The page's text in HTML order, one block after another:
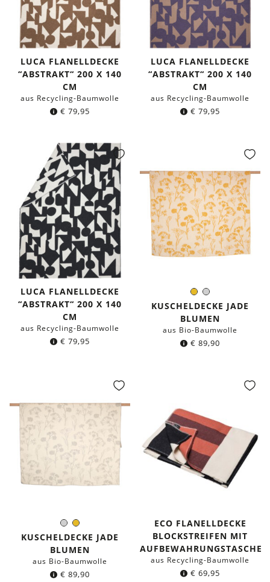
LUCA FLANELLDECKE
“ABSTRAKT“ 200 X 140
CM
aus Recycling-Baumwolle
€ 79,95
LUCA FLANELLDECKE
“ABSTRAKT“ 200 X 140
CM
aus Recycling-Baumwolle
€ 79,95
LUCA FLANELLDECKE
“ABSTRAKT“ 200 X 140
CM
aus Recycling-Baumwolle
€ 79,95
Senfgelb
Hellgrau
Farbe:
KUSCHELDECKE JADE
BLUMEN
aus Bio-Baumwolle
€ 89,90
Hellgrau
Senfgelb
Farbe:
KUSCHELDECKE JADE
BLUMEN
aus Bio-Baumwolle
€ 89,90
ECO FLANELLDECKE
BLOCKSTREIFEN MIT
AUFBEWAHRUNGSTASCHE
aus Recycling-Baumwolle
€ 69,95